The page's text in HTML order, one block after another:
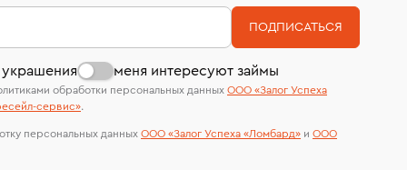
На особо ценные изделия получены
сертификаты МГУ и других геммологических
лабораторий
меня интересуют займы
ПОДПИСАТЬСЯ
обработки персональных данных ООО «Залог Успеха
сервиc».
персональных данных ООО «Залог Успеха «Ломбард» и ООО